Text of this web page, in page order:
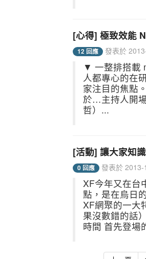
[心得] 極致效能
12 回應 發表於
▼ 一整排搭載
人都專心的在
家注目的焦點
於…主持人開
哲）...
[活動] 讓大家知
0 回應 發表於
XF今年又在台
點，是在烏日
XF網聚的一大
果沒數錯的話
時間 首先登場